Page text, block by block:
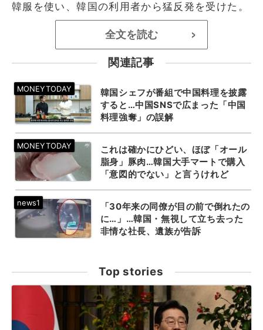
韓服を使い、韓国の利用者から猛反発を受けた。
全文を読む >
関連記事
韓国シェフが番組で中国料理を披露
すると…中国SNSで広まった「中国
料理強奪」の誤解
これは確かにひどい、ほぼ「オール
脂身」豚肉…韓国大手マートで購入
「意図的でない」と言うけれど
「30年来の同僚が目の前で倒れたの
に…」…韓国・無視して立ち去った
非情な社長、遺族が告訴
Top stories